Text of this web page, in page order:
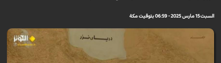
السبت 15 مارس 2025 - 06:59 بتوقيت مكة